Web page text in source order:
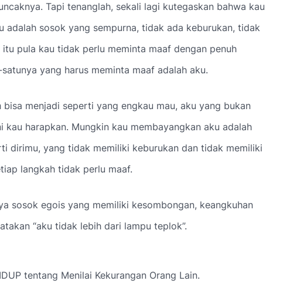
Tapi tenanglah, sekali lagi kutegaskan bahwa kau
adalah sosok yang sempurna, tidak ada keburukan, tidak
itu pula kau tidak perlu meminta maaf dengan penuh
yang harus meminta maaf adalah aku.
menjadi seperti yang engkau mau, aku yang bukan
kau harapkan. Mungkin kau membayangkan aku adalah
dirimu, yang tidak memiliki keburukan dan tidak memiliki
langkah tidak perlu maaf.
sosok egois yang memiliki kesombongan, keangkuhan
“aku tidak lebih dari lampu teplok”.
tentang Menilai Kekurangan Orang Lain.